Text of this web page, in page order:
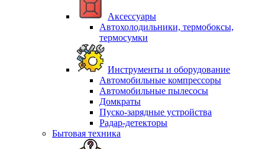
Аксессуары
Автохолодильники, термобоксы,
термосумки
Инструменты и оборудование
Автомобильные компрессоры
Автомобильные пылесосы
Домкраты
Пуско-зарядные устройства
Радар-детекторы
Бытовая техника